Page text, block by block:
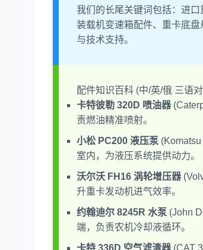
我们的长尾关键词包括：进
装载机变速箱配件、重卡底
与技术支持。
配件知识百科 (中/英/俄 三语
卡特彼勒 320D 喷油器
责燃油精准喷射。
小松 PC200 液压泵
室内，为液压系统提供动力。
沃尔沃 FH16 涡轮增压器
升重卡发动机进气效率。
约翰迪尔 8245R 水泵 (John
端，负责农机冷却液循环。
卡特 336D 空气滤清器(CAT